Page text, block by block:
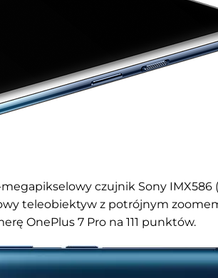
czujnik Sony IMX586
teleobiektyw z potrójnym
OnePlus 7 Pro na 111 punktów.